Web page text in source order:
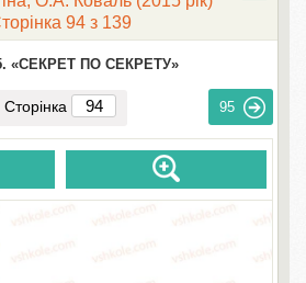
94 з 139
«СЕКРЕТ ПО СЕКРЕТУ»
Сторінка 95